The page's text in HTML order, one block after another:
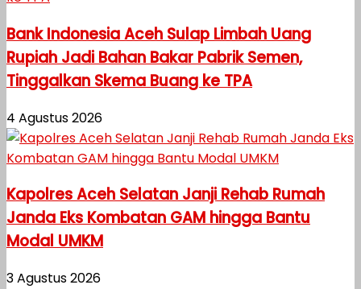
Bank Indonesia Aceh Sulap Limbah Uang
Rupiah Jadi Bahan Bakar Pabrik Semen,
Tinggalkan Skema Buang ke TPA
4 Agustus 2026
Kapolres Aceh Selatan Janji Rehab Rumah
Janda Eks Kombatan GAM hingga Bantu
Modal UMKM
3 Agustus 2026